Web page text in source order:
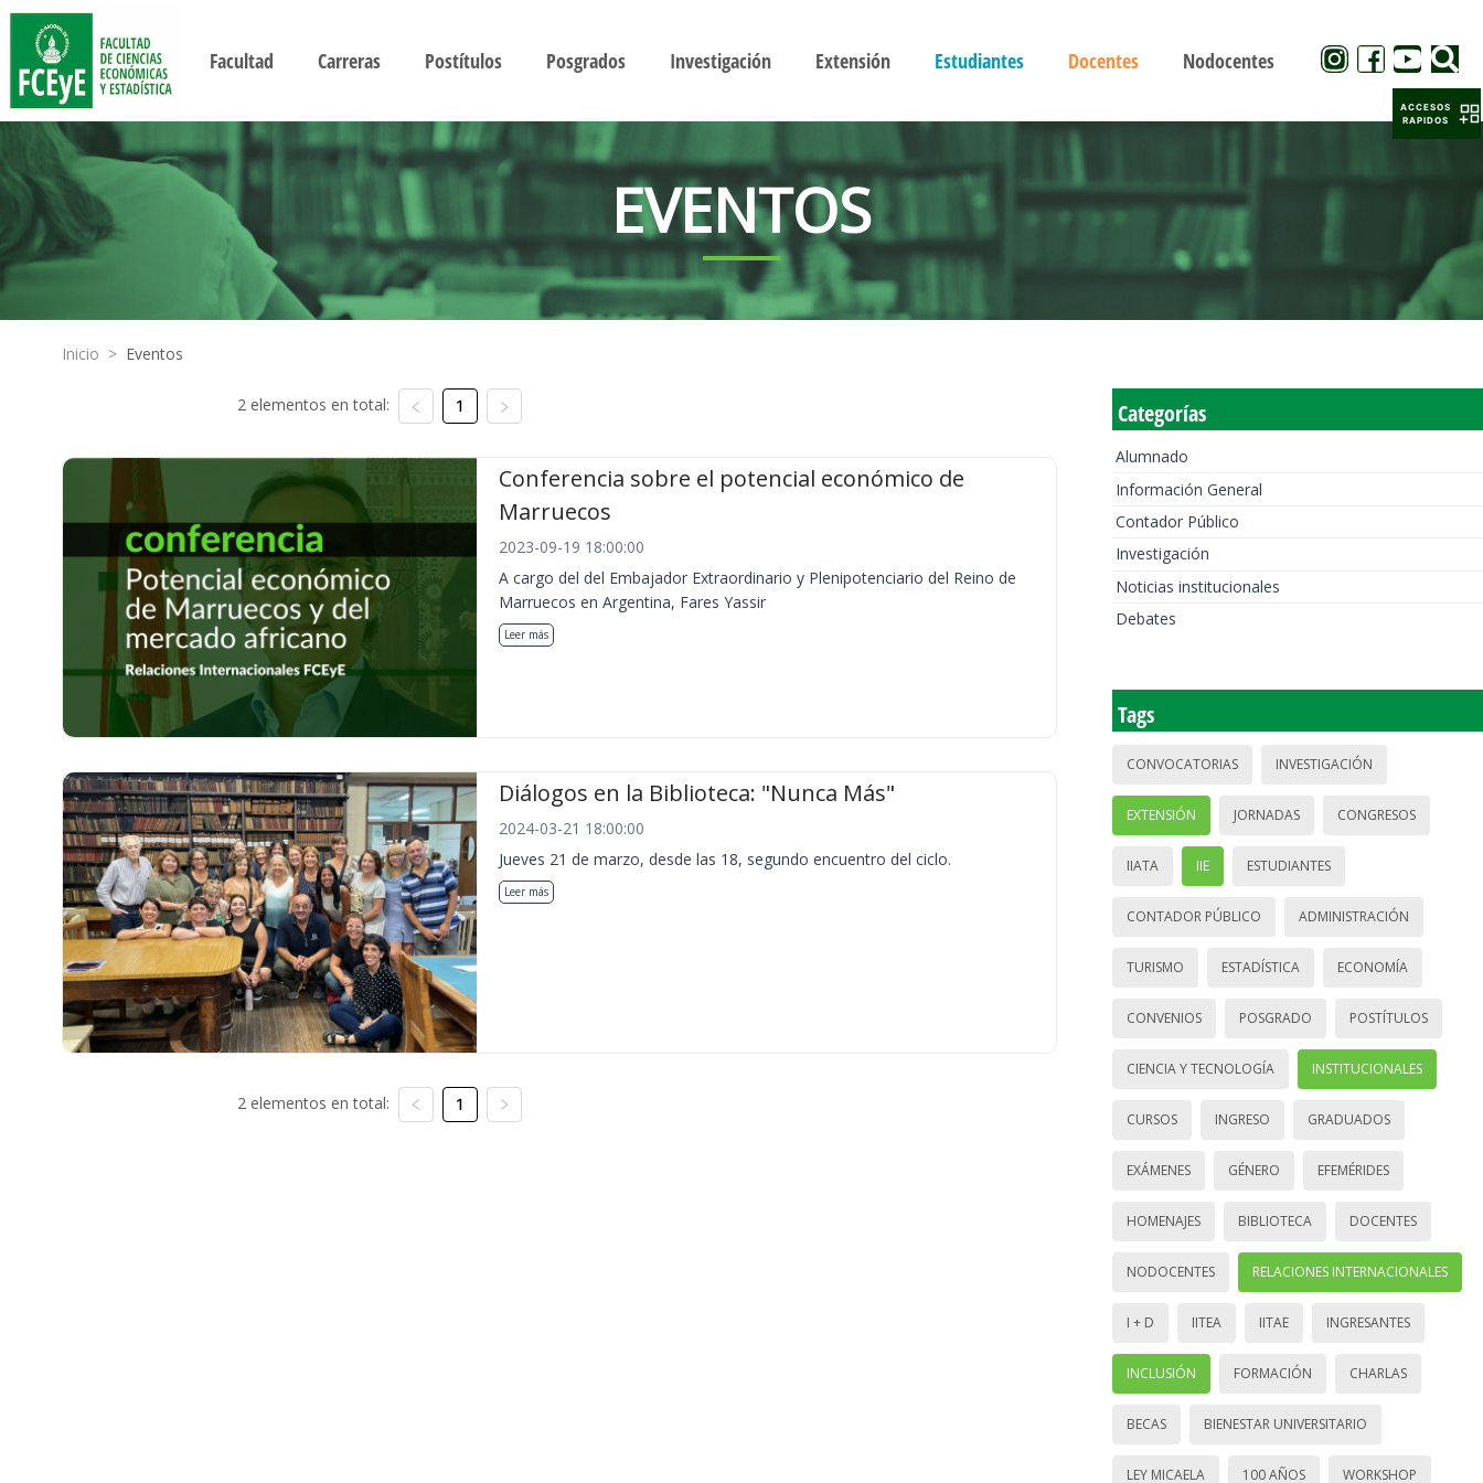
Facultad Carreras Postítulos Posgrados Investigación Extensión Estudiantes Docentes Nodocentes
EVENTOS
Inicio > Eventos
2 elementos en total: 1
Conferencia sobre el potencial económico de
Marruecos
2023-09-19 18:00:00
A cargo del del Embajador Extraordinario y Plenipotenciario del Reino de
Marruecos en Argentina, Fares Yassir
Leer más
Diálogos en la Biblioteca: "Nunca Más"
2024-03-21 18:00:00
Jueves 21 de marzo, desde las 18, segundo encuentro del ciclo.
Leer más
2 elementos en total: 1
Categorías
Alumnado
Información General
Contador Público
Investigación
Noticias institucionales
Debates
Tags
CONVOCATORIAS INVESTIGACIÓN
EXTENSIÓN JORNADAS CONGRESOS
IIATA IIE ESTUDIANTES
CONTADOR PÚBLICO ADMINISTRACIÓN
TURISMO ESTADÍSTICA ECONOMÍA
CONVENIOS POSGRADO POSTÍTULOS
CIENCIA Y TECNOLOGÍA INSTITUCIONALES
CURSOS INGRESO GRADUADOS
EXÁMENES GÉNERO EFEMÉRIDES
HOMENAJES BIBLIOTECA DOCENTES
NODOCENTES RELACIONES INTERNACIONALES
I + D IITEA IITAE INGRESANTES
INCLUSIÓN FORMACIÓN CHARLAS
BECAS BIENESTAR UNIVERSITARIO
LEY MICAELA 100 AÑOS WORKSHOP
ACCESOS
RAPIDOS